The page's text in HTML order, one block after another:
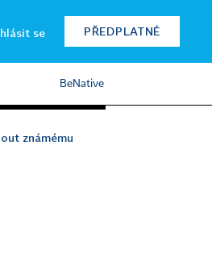
se PŘEDPLATNÉ
BeNative
známému